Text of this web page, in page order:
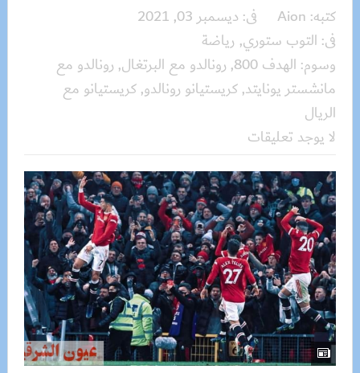
كتبه: Aion فى: ديسمبر 03, 2021
فى: التوب ستوري, رياضة
وسوم: الهدف 800 , رونالدو مع البرتغال, رونالدو مع
مانشستر يونايتد,كريستيانو رونالدو,كريستيانو مع
الريال
لا يوجد تعليقات